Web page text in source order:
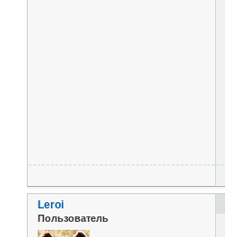
Leroi
Пользователь